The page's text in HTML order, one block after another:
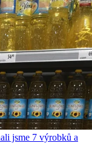
jsme 7 výrobků a